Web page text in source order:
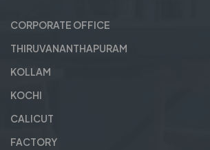
CORPORATE OFFICE
THIRUVANANTHAPURAM
KOLLAM
KOCHI
CALICUT
FACTORY